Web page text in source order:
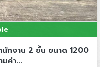
นักงาน 2 ช้้น ขนาด 1200
คำ...